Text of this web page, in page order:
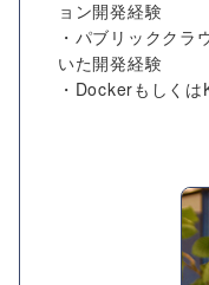
ョン開発経験
・パブリッククラ
いた開発経験
・Dockerもしく